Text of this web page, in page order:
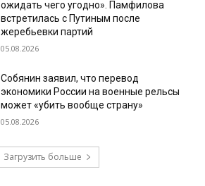
ожидать чего угодно». Памфилова
встретилась с Путиным после
жеребьевки партий
05.08.2026
Собянин заявил, что перевод
экономики России на военные рельсы
может «убить вообще страну»
05.08.2026
Загрузить больше